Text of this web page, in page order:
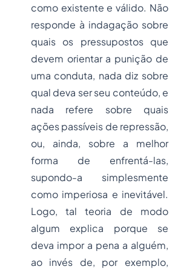
como existente e válido. Não
responde à indagação sobre
quais os pressupostos que
devem orientar a punição de
uma conduta, nada diz sobre
qual deva ser seu conteúdo, e
nada refere sobre quais
ações passíveis de repressão,
ou, ainda, sobre a melhor
forma de enfrentá-las,
supondo-a simplesmente
como imperiosa e inevitável.
Logo, tal teoria de modo
algum explica porque se
deva impor a pena a alguém,
ao invés de, por exemplo,